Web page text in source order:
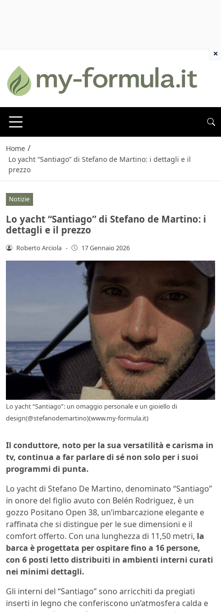
Home /
Lo yacht “Santiago” di Stefano de Martino: i dettagli e il
prezzo
Notizie
Lo yacht “Santiago” di Stefano de Martino: i
dettagli e il prezzo
Roberto Arciola - 17 Gennaio 2026
Lo yacht “Santiago”: un omaggio personale e un gioiello di
design(@stefanodemartino)(www.my-formula.it)
Il conduttore, noto per la sua versatilità e carisma in
tv, continua a far parlare di sé non solo per i suoi
programmi di punta.
Lo yacht di Stefano De Martino, denominato “Santiago”
in onore del figlio avuto con Belén Rodriguez, è un
gozzo Positano Open 38, un’imbarcazione elegante e
raffinata che si distingue per le sue dimensioni e il
comfort offerto. Con una lunghezza di 11,50 metri, la
barca è progettata per ospitare fino a 16 persone,
con 6 posti letto distribuiti in ambienti interni curati
nei minimi dettagli.
Gli interni del “Santiago” sono arricchiti da pregiati
inserti in legno che conferiscono un’atmosfera calda e
×